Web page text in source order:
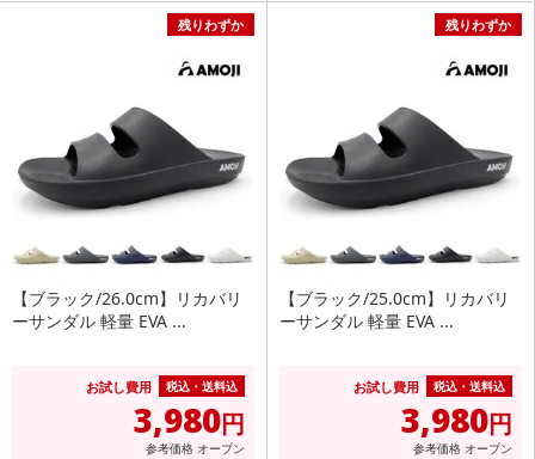
残りわずか
【ブラック/26.0cm】リカバリ
ーサンダル 軽量 EVA ...
お試し費用 税込・送料込
3,980円
参考価格 オープン
残りわずか
【ブラック/25.0cm】リカバリ
ーサンダル 軽量 EVA ...
お試し費用 税込・送料込
3,980円
参考価格 オープン